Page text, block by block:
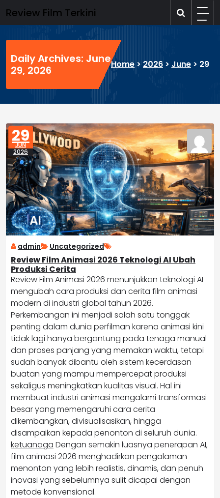
to
content
Review Film Terkini
Daily Archives: June
29, 2026
Home > 2026 > June > 29
29
JUN
2026
admin Uncategorized
Review Film Animasi 2026 Teknologi AI Ubah
Produksi Cerita
Review Film Animasi 2026 menunjukkan teknologi AI
mengubah cara produksi dan cerita film animasi
modern di industri global tahun 2026.
Perkembangan ini menjadi salah satu tonggak
penting dalam dunia perfilman karena animasi kini
tidak lagi hanya bergantung pada tenaga manual
dan proses panjang yang memakan waktu, tetapi
sudah banyak dibantu oleh sistem kecerdasan
buatan yang mampu mempercepat produksi
sekaligus meningkatkan kualitas visual. Hal ini
membuat industri animasi mengalami transformasi
besar yang memengaruhi cara cerita
dikembangkan, divisualisasikan, hingga
disampaikan kepada penonton di seluruh dunia.
ketuanaga Dengan semakin luasnya penerapan AI,
film animasi 2026 menghadirkan pengalaman
menonton yang lebih realistis, dinamis, dan penuh
inovasi yang sebelumnya sulit dicapai dengan
metode konvensional.